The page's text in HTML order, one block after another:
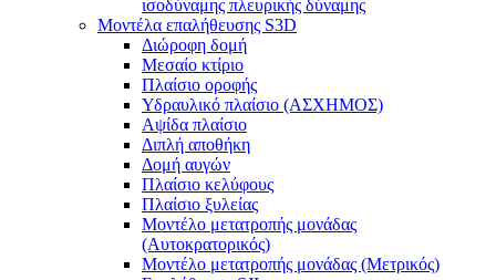
ισοδύναμης πλευρικής δύναμης
Μοντέλα επαλήθευσης S3D
Διώροφη δομή
Μεσαίο κτίριο
Πλαίσιο οροφής
Υδραυλικό πλαίσιο (ΑΣΧΗΜΟΣ)
Αψίδα πλαίσιο
Διπλή αποθήκη
Δομή αυγών
Πλαίσιο κελύφους
Πλαίσιο ξυλείας
Μοντέλο μετατροπής μονάδας
(Αυτοκρατορικός)
Μοντέλο μετατροπής μονάδας (Μετρικός)